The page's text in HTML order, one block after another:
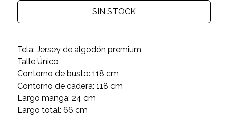
SIN STOCK
Tela: Jersey de algodón premium
Talle Único
Contorno de busto: 118 cm
Contorno de cadera: 118 cm
Largo manga: 24 cm
Largo total: 66 cm